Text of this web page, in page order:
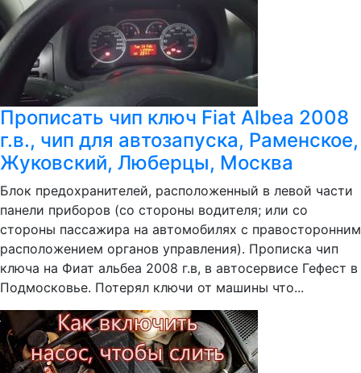
Прописать чип ключ Fiat Albea 2008
г.в., чип для автозапуска, Раменское,
Жуковский, Люберцы, Москва
Блок предохранителей, расположенный в левой части
панели приборов (со стороны водителя; или со
стороны пассажира на автомобилях с правосторонним
расположением органов управления). Прописка чип
ключа на Фиат альбеа 2008 г.в, в автосервисе Гефест в
Подмосковье. Потерял ключи от машины что...